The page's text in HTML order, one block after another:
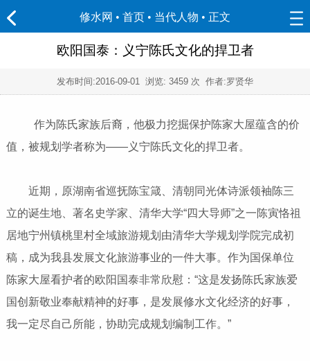
修水网 • 首页 • 当代人物 • 正文
欧阳国泰：义宁陈氏文化的捍卫者
发布时间:2016-09-01 浏览: 3459 次 作者:罗贤华
作为陈氏家族后裔，他极力挖掘保护陈家大屋蕴含的价
值，被规划学者称为——义宁陈氏文化的捍卫者。
近期，原湖南省巡抚陈宝箴、清朝同光体诗派领袖陈三
立的诞生地、著名史学家、清华大学“四大导师”之一陈寅恪祖
居地宁州镇桃里村全域旅游规划由清华大学规划学院完成初
稿，成为我县发展文化旅游事业的一件大事。作为国保单位
陈家大屋看护者的欧阳国泰非常欣慰：“这是发扬陈氏家族爱
国创新敬业奉献精神的好事，是发展修水文化经济的好事，
我一定尽自己所能，协助完成规划编制工作。”